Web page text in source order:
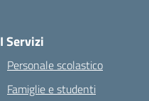
I Servizi
Personale scolastico
Famiglie e studenti